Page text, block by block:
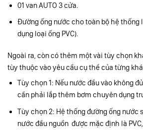
01 van AUTO 3 cửa.
Đường ống nước cho toàn bộ hệ thống
dụng loại ống PVC).
Ngoài ra, còn có thêm một vài tùy chọn
tùy thuộc vào yêu cầu cụ thể của từng
Tùy chọn 1: Nếu nước đầu vào không
cần phải lắp thêm bơm chuyên dụng
Tùy chọn 2: Hệ thống đường ống nước
nước đầu nguồn được mặc định là